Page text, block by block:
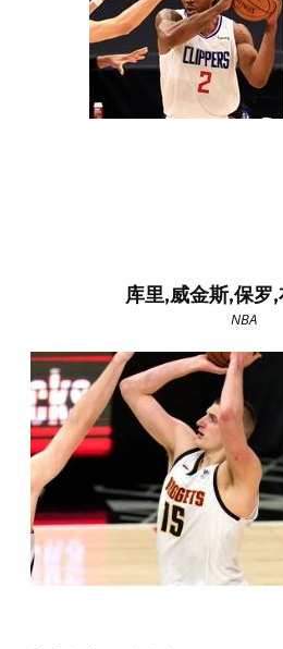
库里,威金斯,保罗
NBA